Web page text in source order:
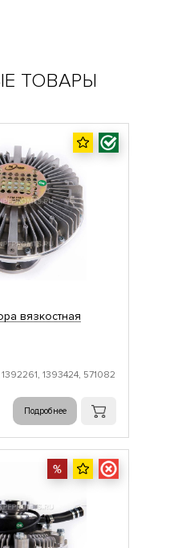
ТОВАРЫ
вязкостная
1393424, 571082
Подробнее